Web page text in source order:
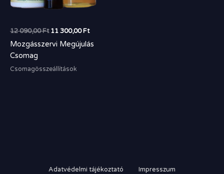
12 090,00Ft 11 300,00Ft
Mozgásszervi Megújulás
Csomag
Csomagösszeállítások
Adatvédelmi tájékoztató
Impresszum